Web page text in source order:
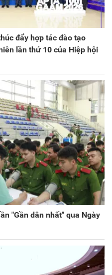
đẩy hợp tác đào tạo
lần thứ 10 của Hiệp hội
"Gần dân nhất" qua Ngày